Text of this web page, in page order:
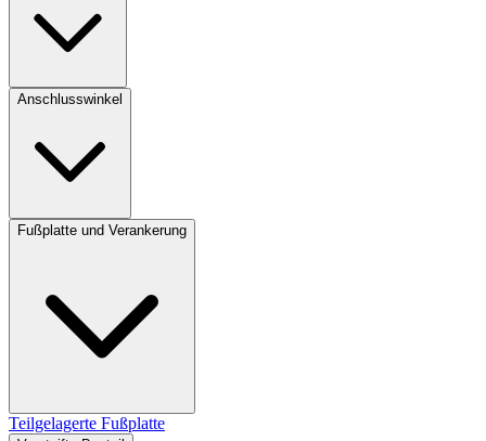
Anschlusswinkel
Fußplatte und Verankerung
Teilgelagerte Fußplatte